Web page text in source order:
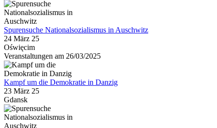
Spurensuche Nationalsozialismus in Auschwitz
24 März 25
Oświęcim
Veranstaltungen am 26/03/2025
Kampf um die Demokratie in Danzig
23 März 25
Gdansk